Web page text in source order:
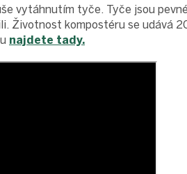
vytáhnutím tyče. Tyče jsou
Životnost kompostéru se udává
najdete tady.